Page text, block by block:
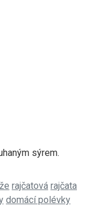
sýrem.
rajčatová rajčata
domácí polévky